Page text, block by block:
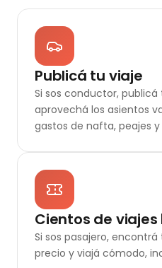
Publicá tu viaje
Si sos conductor,
aprovechá los asientos
gastos de nafta, peajes
Cientos de
Si sos pasajero,
precio y viajá cómodo,